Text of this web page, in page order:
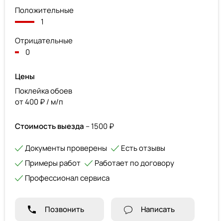
Положительные
1
Отрицательные
0
Цены
Поклейка обоев
от 400 ₽ / м/п
Стоимость выезда – 1500 ₽
Документы проверены
Есть отзывы
Примеры работ
Работает по договору
Профессионал сервиса
Позвонить Написать